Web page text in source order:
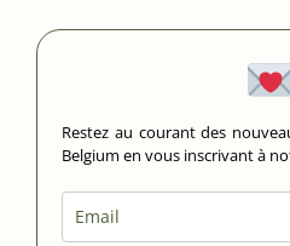
Restez au courant des
Belgium en vous inscrivant à